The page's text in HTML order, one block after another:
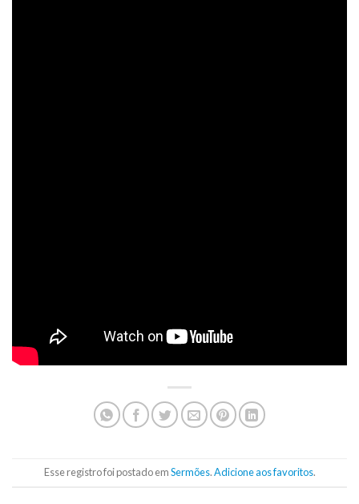
Esse registro foi postado emSermões.Adicione aos favoritos.